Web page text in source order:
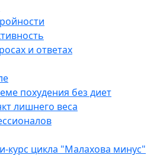
и ответах
похудения без диет
лишнего веса
курс цикла "Малахова минус"